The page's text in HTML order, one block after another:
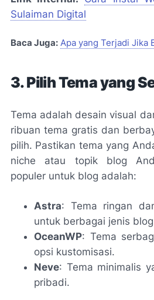
Sulaiman Digital
Baca Juga: Apa yang Terjadi Jika
3. Pilih Tema yang
Tema adalah desain visual
ribuan tema gratis dan
pilih. Pastikan tema yang
niche atau topik blog
populer untuk blog adalah:
Astra: Tema ringan
untuk berbagai jenis
OceanWP: Tema
opsi kustomisasi.
Neve: Tema minimalis
pribadi.